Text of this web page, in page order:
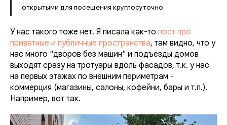
открытыми для посещения круглосуточно.
У нас такого тоже нет. Я писала как-то пост про
приватные и публичные пространства, там видно, что у
нас много "дворов без машин" и подъезды домов
выходят сразу на тротуары вдоль фасадов, т.к. у нас
на первых этажах по внешним периметрам -
коммерция (магазины, салоны, кофейни, бары и т.п.).
Например, вот так.